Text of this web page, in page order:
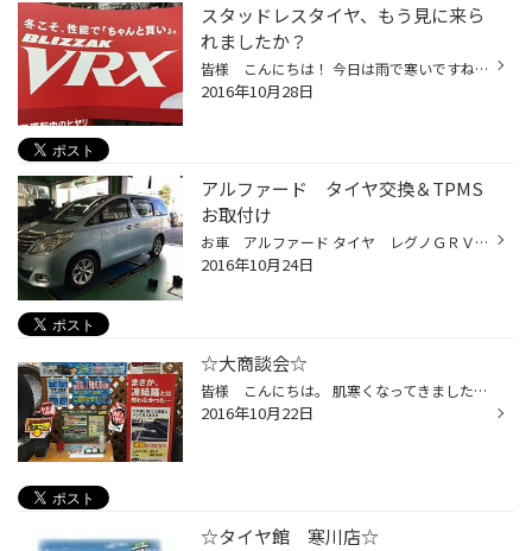
スタッドレスタイヤ、もう見に来ら
れましたか？
皆様 こんにちは！ 今日は雨で寒いですね。 風邪ひかないように暖かくしてお過ごし下さいね。 今日もニュースで悲しい車の死亡事故が起きてました。 色々と考えさせられる事故でした。 当店周辺からお越しのお客様は やはり雪が降っても積もる年と積もらない年があるので スタッドレスタイヤへの関...
2016年10月28日
アルファード タイヤ交換＆TPMS
お取付け
お車 アルファード タイヤ レグノＧＲＶⅡ 215/60Ｒ17 ＴＰＭＳ タイプＣ パンクからタイヤ交換でＴＰＭＳお取り付け致しました！ 高級なタイヤなので またパンクで買い替えになったらお財布も痛みますよね。 パンクは早期発見がコストダウンの秘訣です。 空気圧管理もラクラクなのでＴＰＭＳは...
2016年10月24日
☆大商談会☆
皆様 こんにちは。 肌寒くなってきましたね。でも、凄く寒い訳ではないですから お出掛けするにも、運動するにも丁度いい季節ですね。 秋の味覚も堪能してますか？ 風邪ひかないように秋の季節楽しんで下さいね。 当店では、今日から大商談会セールがはじまりました！ 秋が終われば、また冬がやっ...
2016年10月22日
☆タイヤ館 寒川店☆